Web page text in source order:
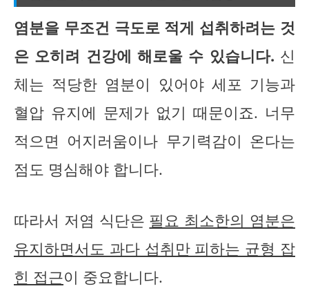
염분을 무조건 극도로 적게 섭취하려는 것
은 오히려 건강에 해로울 수 있습니다. 신
체는 적당한 염분이 있어야 세포 기능과
혈압 유지에 문제가 없기 때문이죠. 너무
적으면 어지러움이나 무기력감이 온다는
점도 명심해야 합니다.
따라서 저염 식단은 필요 최소한의 염분은
유지하면서도 과다 섭취만 피하는 균형 잡
힌 접근이 중요합니다.